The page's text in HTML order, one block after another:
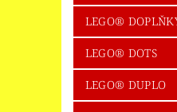
LEGO®
LEGO® DOTS
LEGO® DUPLO